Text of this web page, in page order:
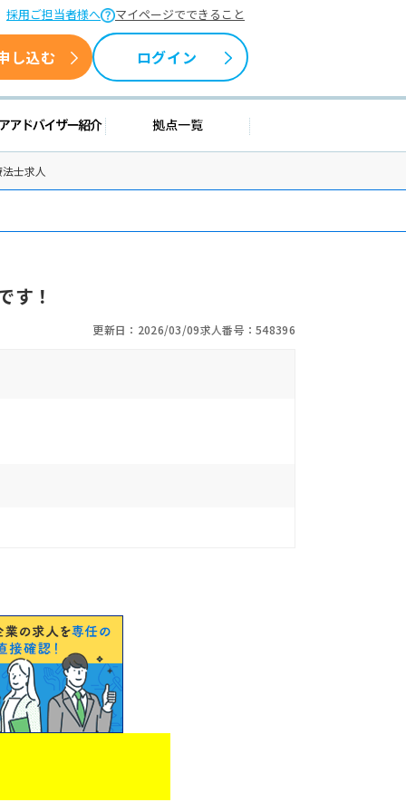
採用ご担当者様へ マイページでできること
し込む ログイン
情報 キャリアアドバイザー紹介拠点一覧
士求人
す！
更新日：2026/03/09求人番号：548396